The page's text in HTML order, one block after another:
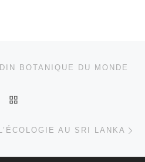
BOTANIQUE DU MONDE
L’ÉCOLOGIE AU SRI LANKA